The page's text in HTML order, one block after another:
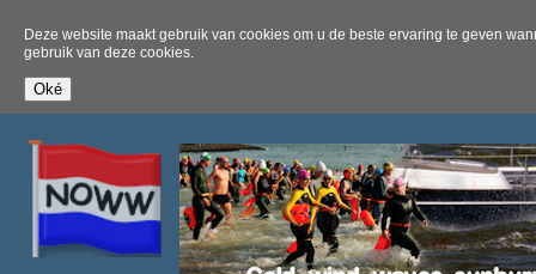
Deze website maakt gebruik van cookies om u de beste ervaring te geven
gebruik van deze cookies.